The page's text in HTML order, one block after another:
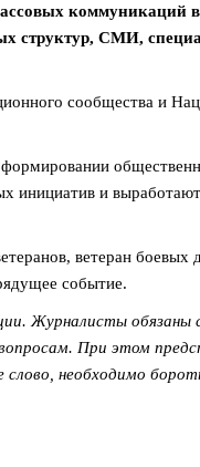
коммуникаций
структур, СМИ,
сообщества и
формировании
инициатив и
ветеран боевых
событие.
Журналисты обязаны
вопросам. При этом
необходимо